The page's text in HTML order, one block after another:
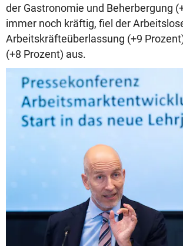
der Gastronomie und Beherbergung
immer noch kräftig, fiel der
Arbeitskräfteüberlassung (+9
(+8 Prozent) aus.